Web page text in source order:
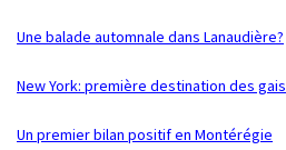
Une balade automnale dans Lanaudière?
New York: première destination des gais
Un premier bilan positif en Montérégie